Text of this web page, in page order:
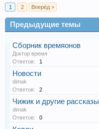
1
2 Вперёд >
Предыдущие темы
Сборник времяонов
Доктор время
Ответов:
1
Новости
dimak
Ответов:
2
Чижик и другие рассказы
dimak
Ответов:
0